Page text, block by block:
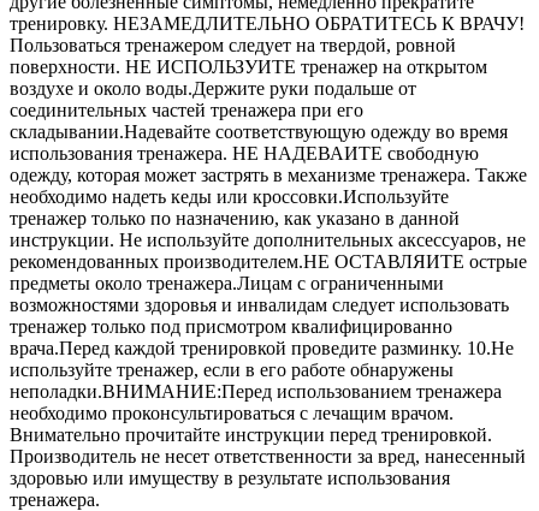
тренировку. НЕЗАМЕДЛИТЕЛЬНО ОБРАТИТЕСЬ К ВРАЧУ!
Пользоваться тренажером следует на твердой, ровной
поверхности. НЕ ИСПОЛЬЗУИТЕ тренажер на открытом
воздухе и около воды.Держите руки подальше от
соединительных частей тренажера при его
складывании.Надевайте соответствующую одежду во время
использования тренажера. НЕ НАДЕВАИТЕ свободную
одежду, которая может застрять в механизме тренажера. Также
необходимо надеть кеды или кроссовки.Используйте
тренажер только по назначению, как указано в данной
инструкции. Не используйте дополнительных аксессуаров, не
рекомендованных производителем.НЕ ОСТАВЛЯИТЕ острые
предметы около тренажера.Лицам с ограниченными
возможностями здоровья и инвалидам следует использовать
тренажер только под присмотром квалифицированно
врача.Перед каждой тренировкой проведите разминку. 10.Не
используйте тренажер, если в его работе обнаружены
неполадки.ВНИМАНИЕ:Перед использованием тренажера
необходимо проконсультироваться с лечащим врачом.
Внимательно прочитайте инструкции перед тренировкой.
Производитель не несет ответственности за вред, нанесенный
здоровью или имуществу в результате использования
тренажера.